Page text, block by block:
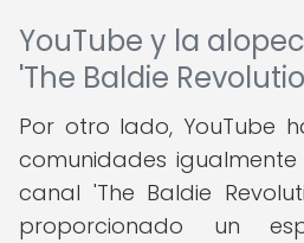
YouTube y la
'The Baldie
Por otro lado, YouTube
comunidades
canal 'The Baldie
proporcionado un